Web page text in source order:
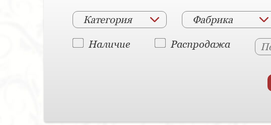
Категория Фабрика
Наличие Распродажа